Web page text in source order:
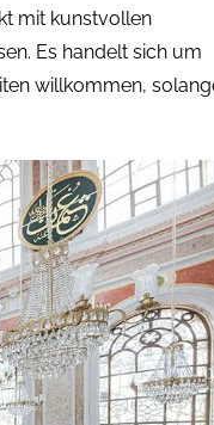
mit kunstvollen
Es handelt sich um
willkommen,